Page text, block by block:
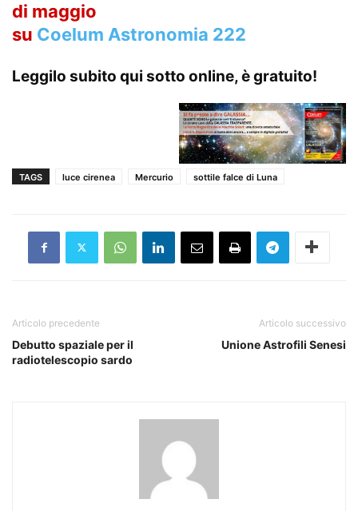
di maggio
su Coelum Astronomia 222
Leggilo subito qui sotto online, è gratuito!
TAGS luce cirenea Mercurio sottile falce di Luna
Articolo precedente
Debutto spaziale per il
radiotelescopio sardo
Articolo successivo
Unione Astrofili Senesi